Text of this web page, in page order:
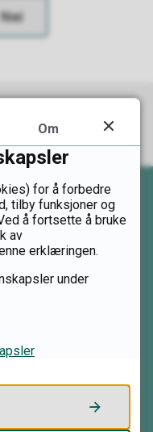
Nei
på LinkedIn
Tips en venn
Om
for å forbedre
tilby funksjoner og
å fortsette å bruke
av
erklæringen.
under